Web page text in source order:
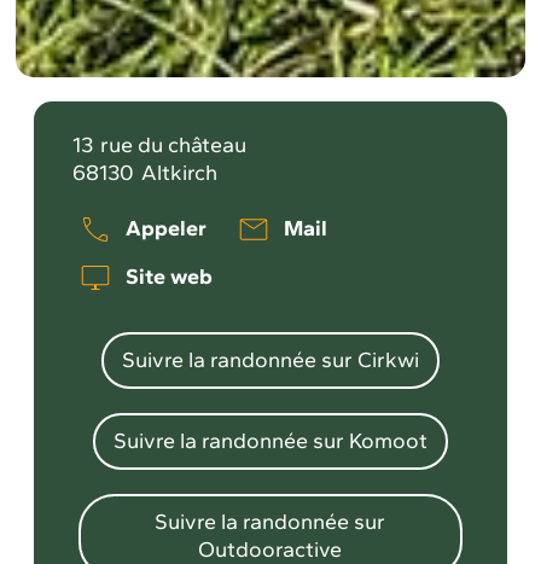
13 rue du château
68130 Altkirch
Appeler
Mail
Site web
Suivre la randonnée sur Cirkwi
Suivre la randonnée sur Komoot
Suivre la randonnée sur
Outdooractive